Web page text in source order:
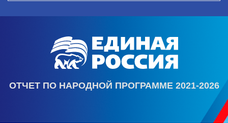
ОТЧЕТ ПО НАРОДНОЙ ПРОГРАММЕ 2021-2026